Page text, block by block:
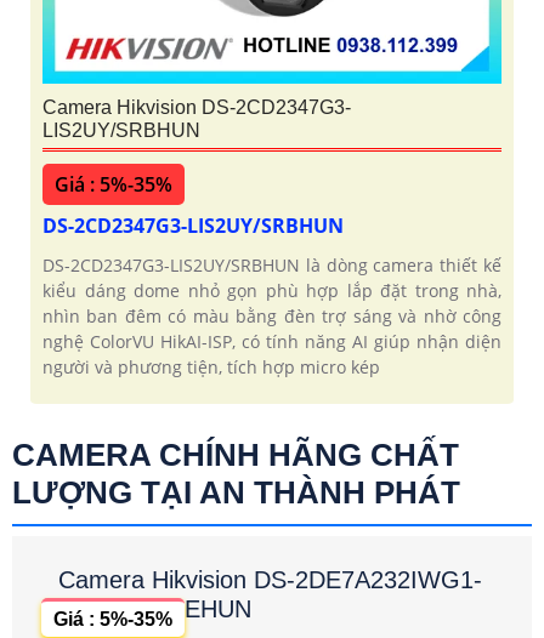
Camera Hikvision DS-2CD2347G3-
LIS2UY/SRBHUN
Giá : 5%-35%
DS-2CD2347G3-LIS2UY/SRBHUN
DS-2CD2347G3-LIS2UY/SRBHUN là dòng camera thiết kế
kiểu dáng dome nhỏ gọn phù hợp lắp đặt trong nhà,
nhìn ban đêm có màu bằng đèn trợ sáng và nhờ công
nghệ ColorVU HikAI-ISP, có tính năng AI giúp nhận diện
người và phương tiện, tích hợp micro kép
CAMERA CHÍNH HÃNG CHẤT
LƯỢNG TẠI AN THÀNH PHÁT
Camera Hikvision DS-2DE7A232IWG1-
EHUN
Giá : 5%-35%